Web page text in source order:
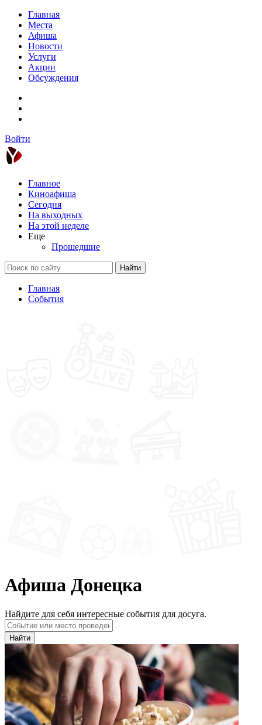
Главная
Места
Афиша
Новости
Услуги
Акции
Обсуждения
Войти
Главное
Киноафиша
Сегодня
На выходных
На этой неделе
Еще
Прошедшие
Найти
Главная
События
Афиша Донецка
Найдите для себя интересные события для досуга.
Найти